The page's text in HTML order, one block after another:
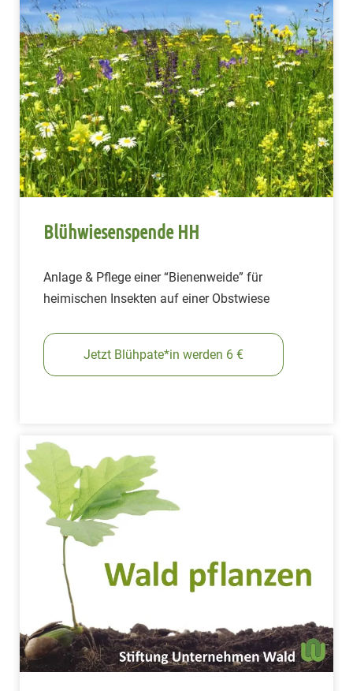
Blühwiesenspende HH
Anlage & Pflege einer “Bienenweide” für
heimischen Insekten auf einer Obstwiese
Jetzt Blühpate*in werden 6 €